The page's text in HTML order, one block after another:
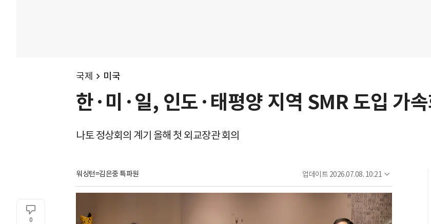
국제 미국
한·미·일, 인도·태평양 지역 SMR 도입 가
나토 정상회의 계기 올해 첫 외교장관 회의
워싱턴=김은중 특파원 업데이트 2026.07.08. 10:21
0